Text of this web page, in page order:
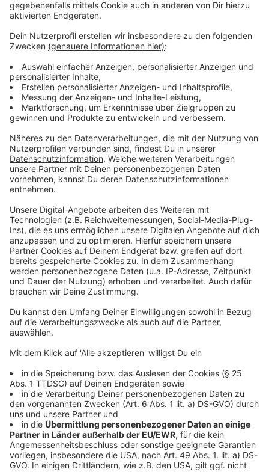
Auch Schermbeck duftet dieses Wochenende (30.11.)
nach Glühwein und gebrannten Mandeln. Der
Weihnachtsmarkt auf der festlich geschmückten
Mittelstraße wird dabei mit dem Markt der Hilfe
zusammengelegt. Hier kann also für den guten Zweck
geshoppt werden. Am selben Tag (30.11.) feiert auch
das DorfNeukirchen Weihnachtsmarkt mit 40
Händlern und Vereinen. Außerdem lädtSchloss
Ringenbergin Hamminkeln zum stimmungsvollen
Weihnachtsmarkt mit Trompetenklängen, Lichterglanz
und Feuerstellen ein. Das Angebot setzt dabei am
Wochenende (30.11.-01.12.) wieder auf besonders
individuelle Aussteller.
Anzeige
Mittelalter und Radio K.W. beim Moerser
Weihnachtsmarkt
Anzeige
Nach erfolgreicher Premiere startet heute (28.11.)
wieder der Mittelaltermarkt in Moers. Bis Sonntag sind
zwischen Pulverhäuschen und Schloss wieder viele
Markstände aufgebaut. Geboten wird vor allem
Kunsthandwerk wie Gewänder, Holzdeko oder Seifen.
Lederer oder Schmied lassen sich außerdem über die
Schultern schauen. Neben dem Mittelalter-Spektakel
gibt es heute (28.11.) aber noch ein weiteres Highlight